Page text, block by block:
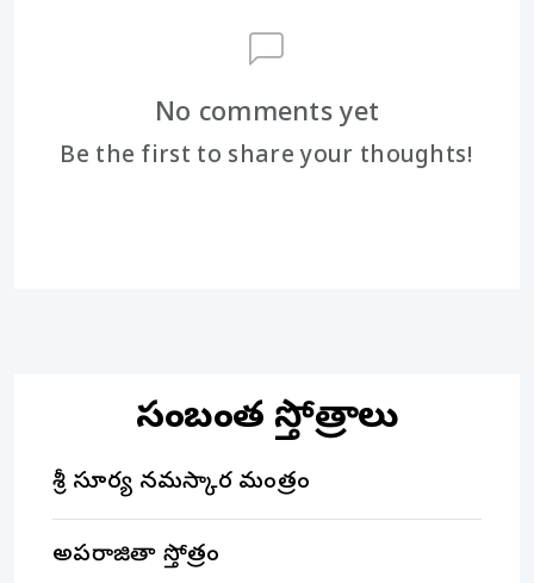
No comments yet
Be the first to share your thoughts!
సంబంధిత స్తోత్రాలు
శ్రీ సూర్య నమస్కార మంత్రం
అపరాజితా స్తోత్రం